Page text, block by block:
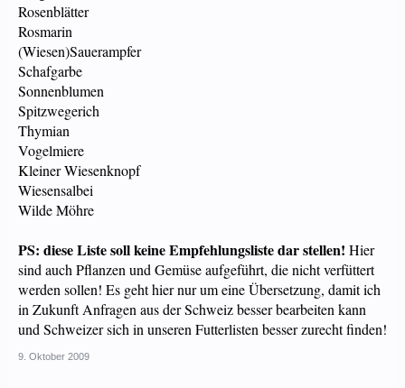
Rosenblätter
Rosmarin
(Wiesen)Sauerampfer
Schafgarbe
Sonnenblumen
Spitzwegerich
Thymian
Vogelmiere
Kleiner Wiesenknopf
Wiesensalbei
Wilde Möhre
PS: diese Liste soll keine Empfehlungsliste dar stellen! Hier
sind auch Pflanzen und Gemüse aufgeführt, die nicht verfüttert
werden sollen! Es geht hier nur um eine Übersetzung, damit ich
in Zukunft Anfragen aus der Schweiz besser bearbeiten kann
und Schweizer sich in unseren Futterlisten besser zurecht finden!
9. Oktober 2009